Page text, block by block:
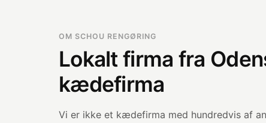
OM SCHOU RENGØRING
Lokalt firma fra
kædefirma
Vi er ikke et kædefirma med hundredvis af